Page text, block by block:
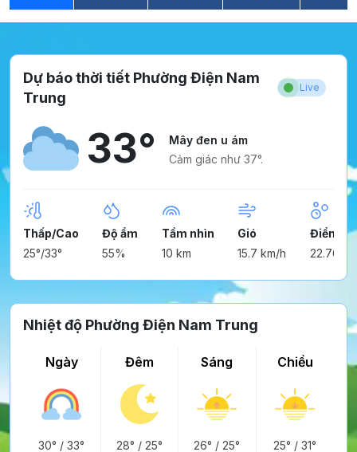
Dự báo thời tiết Phường Điện Nam
Trung
Live
33°
Mây đen u ám
Cảm giác như 37°.
Thấp/Cao
25°/33°
Độ ẩm
55%
Tầm nhìn
10 km
Gió
15.7 km/h
Điểm
22.76°
Nhiệt độ Phường Điện Nam Trung
Ngày
30° /33°
Đêm
28° / 25°
Sáng
26° /25°
Chiều
25° /31°